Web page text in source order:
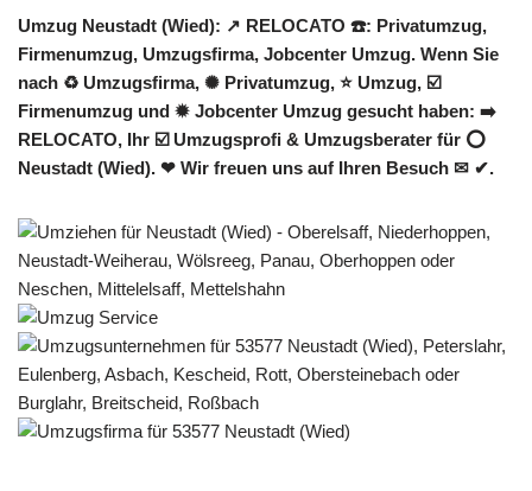
Umzug Neustadt (Wied): ↗️ RELOCATO ☎️: Privatumzug,
Firmenumzug, Umzugsfirma, Jobcenter Umzug. Wenn Sie
nach ♻ Umzugsfirma, ✺ Privatumzug, ⭐ Umzug, ☑️
Firmenumzug und ✹ Jobcenter Umzug gesucht haben: ➡️
RELOCATO, Ihr ☑️ Umzugsprofi & Umzugsberater für ⭕
Neustadt (Wied). ❤ Wir freuen uns auf Ihren Besuch ✉ ✔.